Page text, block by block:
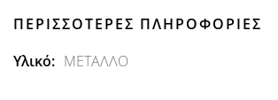
ΠΕΡΙΣΣΌΤΕΡΕΣ ΠΛΗΡΟΦΟΡΊΕΣ
ΠερισσότερεςΜΕΤΑΛΛΟ